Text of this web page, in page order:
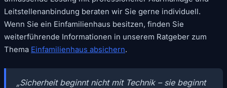
Leitstellenanbindung beraten wir Sie gerne individuell.
Wenn Sie ein Einfamilienhaus besitzen, finden Sie
weiterführende Informationen in unserem Ratgeber zum
Thema Einfamilienhaus absichern.
„Sicherheit beginnt nicht mit Technik – sie beginnt